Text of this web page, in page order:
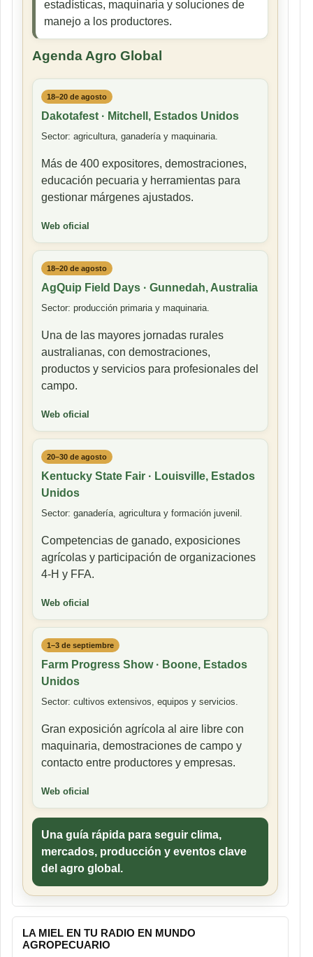
estadísticas, maquinaria y soluciones de
manejo a los productores.
Agenda Agro Global
18–20 de agosto
Dakotafest · Mitchell, Estados Unidos
Sector: agricultura, ganadería y maquinaria.
Más de 400 expositores, demostraciones,
educación pecuaria y herramientas para
gestionar márgenes ajustados.
Web oficial
18–20 de agosto
AgQuip Field Days · Gunnedah, Australia
Sector: producción primaria y maquinaria.
Una de las mayores jornadas rurales
australianas, con demostraciones,
productos y servicios para profesionales del
campo.
Web oficial
20–30 de agosto
Kentucky State Fair · Louisville, Estados
Unidos
Sector: ganadería, agricultura y formación juvenil.
Competencias de ganado, exposiciones
agrícolas y participación de organizaciones
4-H y FFA.
Web oficial
1–3 de septiembre
Farm Progress Show · Boone, Estados
Unidos
Sector: cultivos extensivos, equipos y servicios.
Gran exposición agrícola al aire libre con
maquinaria, demostraciones de campo y
contacto entre productores y empresas.
Web oficial
Una guía rápida para seguir clima,
mercados, producción y eventos clave
del agro global.
LA MIEL EN TU RADIO EN MUNDO
AGROPECUARIO